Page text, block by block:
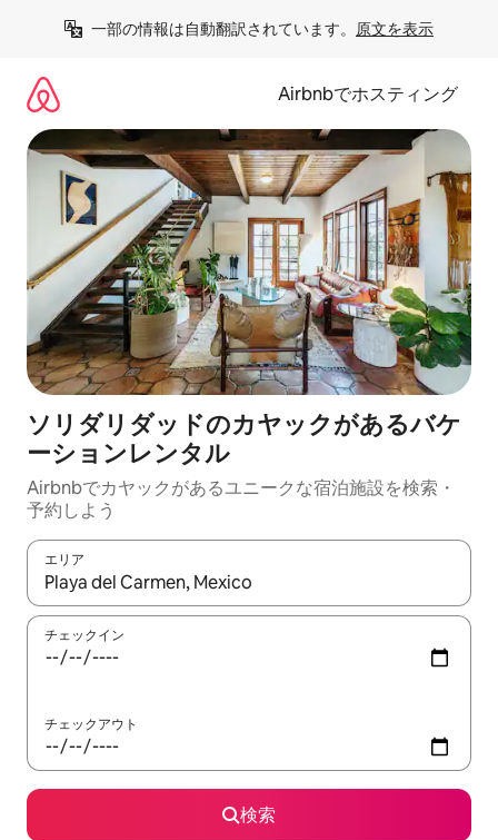
一部の情報は自動翻訳されています。 原文を表示
Airbnbでホスティング
ソリダリダッドのカヤックがあるバケ
ーションレンタル
Airbnbでカヤックがあるユニークな宿泊施設を検索・
予約しよう
エリア
検索結果が表示されたら、上下の矢印キーを使って移動するか
チェックイン
チェックアウト
検索